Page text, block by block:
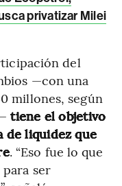
privatizar Milei
del
—con una
millones, según
tiene el objetivo
de liquidez que
. “Eso fue lo que
ser